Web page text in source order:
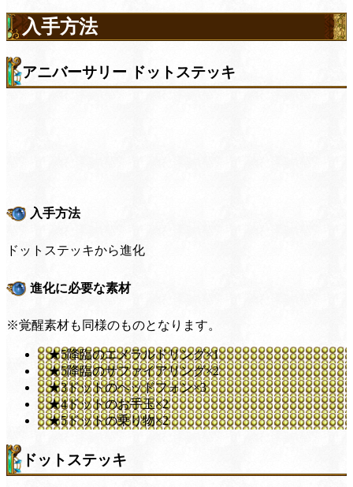
入手方法
アニバーサリー ドットステッキ
入手方法
ドットステッキから進化
進化に必要な素材
※覚醒素材も同様のものとなります。
★5降臨のエメラルドリング×1
★5降臨のサファイアリング×2
★3ドットのヘッドフォン×3
★4ドットのお手玉×2
★5ドットの乗り物×2
ドットステッキ